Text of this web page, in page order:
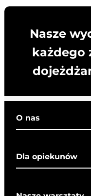
Nasze
każdego
O nas
Co o nas mówią
Dla opiekunów